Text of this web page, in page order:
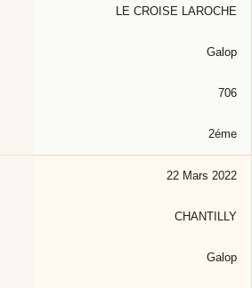
LE CROISE LAROCHE
Galop
706
2éme
22 Mars 2022
CHANTILLY
Galop